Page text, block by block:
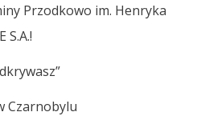
Przodkowo im. Henryka
S.A.!
Czarnobylu